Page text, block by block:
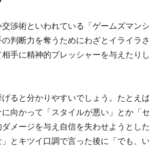
渉術といわれている「ゲームズマン
の判断力を奪うためにわざとイライラ
手に精神的プレッシャーを与えたり
げると分かりやすいでしょう。たとえ
向かって「スタイルが悪い」とか「
メージを与え自信を失わせようとし
とキツイ口調で言った後に「でも、